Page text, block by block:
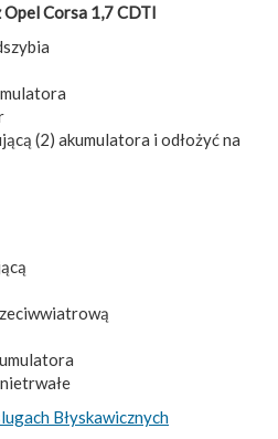
Corsa 1,7 CDTI
(2) akumulatora i odłożyć na
Błyskawicznych